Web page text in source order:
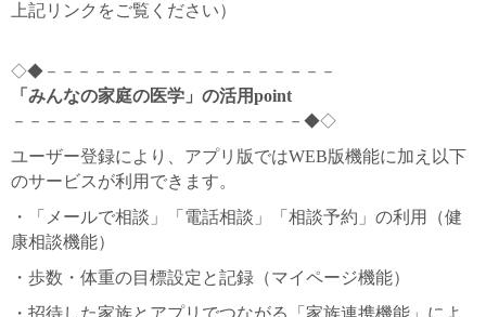
上記リンクをご覧ください）
◇◆－－－－－－－－－－－－－－－－－－
「みんなの家庭の医学」の活用point
－－－－－－－－－－－－－－－－－－◆◇
ユーザー登録により、アプリ版ではWEB版機能に加え以下
のサービスが利用できます。
・「メールで相談」「電話相談」「相談予約」の利用（健
康相談機能）
・歩数・体重の目標設定と記録（マイページ機能）
・招待した家族とアプリでつながる「家族連携機能」によ